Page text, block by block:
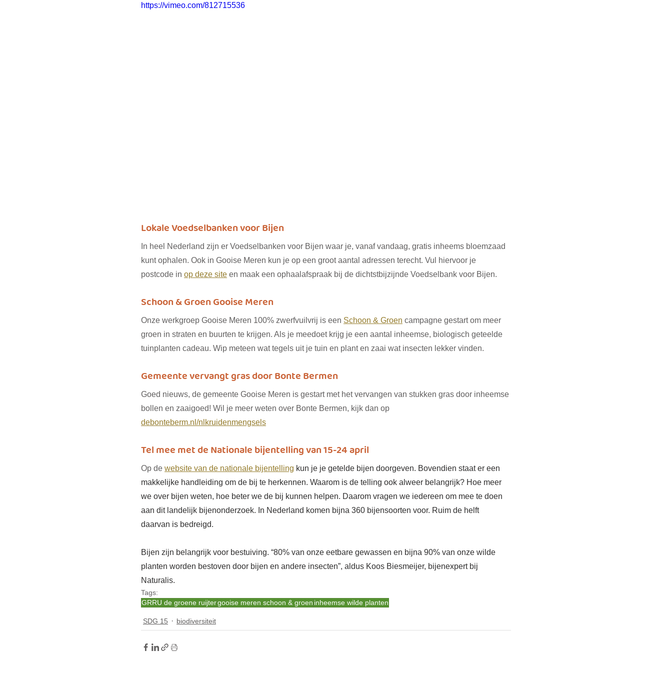
https://vimeo.com/812715536
Lokale Voedselbanken voor Bijen
In heel Nederland zijn er Voedselbanken voor Bijen waar je, vanaf vandaag, gratis inheems bloemzaad
kunt ophalen. Ook in Gooise Meren kun je op een groot aantal adressen terecht. Vul hiervoor je
postcode in op deze site en maak een ophaalafspraak bij de dichtstbijzijnde Voedselbank voor Bijen.
Schoon & Groen Gooise Meren
Onze werkgroep Gooise Meren 100% zwerfvuilvrij is een Schoon & Groen campagne gestart om meer
groen in straten en buurten te krijgen. Als je meedoet krijg je een aantal inheemse, biologisch geteelde
tuinplanten cadeau. Wip meteen wat tegels uit je tuin en plant en zaai wat insecten lekker vinden.
Gemeente vervangt gras door Bonte Bermen
Goed nieuws, de gemeente Gooise Meren is gestart met het vervangen van stukken gras door inheemse
bollen en zaaigoed! Wil je meer weten over Bonte Bermen, kijk dan op
debonteberm.nl/nlkruidenmengsels
Tel mee met de Nationale bijentelling van 15-24 april
Op de website van de nationale bijentelling kun je je getelde bijen doorgeven. Bovendien staat er een
makkelijke handleiding om de bij te herkennen. Waarom is de telling ook alweer belangrijk? Hoe meer
we over bijen weten, hoe beter we de bij kunnen helpen. Daarom vragen we iedereen om mee te doen
aan dit landelijk bijenonderzoek. In Nederland komen bijna 360 bijensoorten voor. Ruim de helft
daarvan is bedreigd.
Bijen zijn belangrijk voor bestuiving. “80% van onze eetbare gewassen en bijna 90% van onze wilde
planten worden bestoven door bijen en andere insecten”, aldus Koos Biesmeijer, bijenexpert bij
Naturalis.
Tags:
GRRU de groene ruijtergooise meren schoon & groen inheemse wilde planten
SDG 15 biodiversiteit